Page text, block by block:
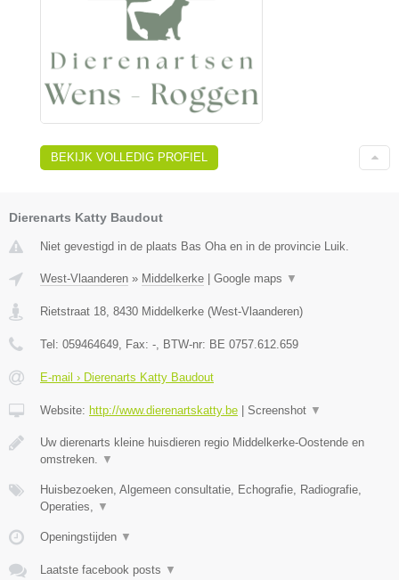
BEKIJK VOLLEDIG PROFIEL
Dierenarts Katty Baudout
Niet gevestigd in de plaats Bas Oha en in de provincie Luik.
West-Vlaanderen » Middelkerke | Google maps ▼
Rietstraat 18 8430 Middelkerke (West-Vlaanderen)
Tel: 059464649 , Fax: - , BTW-nr: BE 0757.612.659
E-mail › Dierenarts Katty Baudout
Website: http://www.dierenartskatty.be | Screenshot ▼
Uw dierenarts kleine huisdieren regio Middelkerke-Oostende en
omstreken.
▼
Huisbezoeken, Algemeen consultatie, Echografie, Radiografie,
Operaties,
▼
Openingstijden ▼
Laatste facebook posts ▼